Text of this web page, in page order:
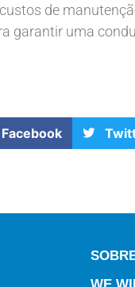
de
garantir uma
Facebook